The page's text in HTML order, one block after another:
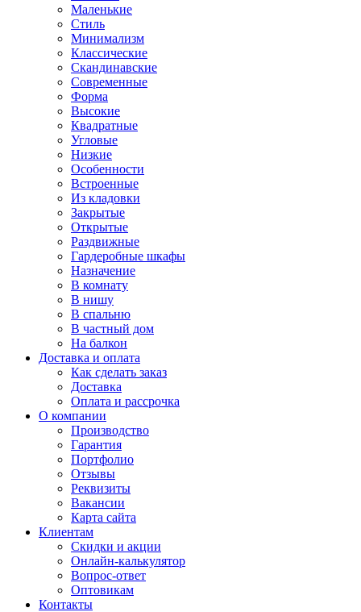
Маленькие
Стиль
Минимализм
Классические
Скандинавские
Современные
Форма
Высокие
Квадратные
Угловые
Низкие
Особенности
Встроенные
Из кладовки
Закрытые
Открытые
Раздвижные
Гардеробные шкафы
Назначение
В комнату
В нишу
В спальню
В частный дом
На балкон
Доставка и оплата
Как сделать заказ
Доставка
Оплата и рассрочка
О компании
Производство
Гарантия
Портфолио
Отзывы
Реквизиты
Вакансии
Карта сайта
Клиентам
Скидки и акции
Онлайн-калькулятор
Вопрос-ответ
Оптовикам
Контакты